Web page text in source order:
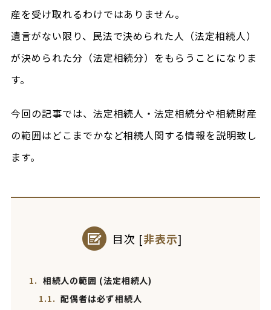
産を受け取れるわけではありません。
遺言がない限り、民法で決められた人（法定相続人）
が決められた分（法定相続分）をもらうことになりま
す。
今回の記事では、法定相続人・法定相続分や相続財産
の範囲はどこまでかなど相続人関する情報を説明致し
ます。
目次 [非表示]
1. 相続人の範囲 (法定相続人)
1.1. 配偶者は必ず相続人